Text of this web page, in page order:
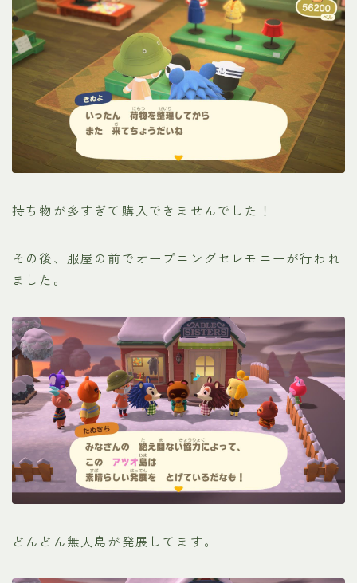
持ち物が多すぎて購入できませんでした！
その後、服屋の前でオープニングセレモニーが行われ
ました。
どんどん無人島が発展してます。